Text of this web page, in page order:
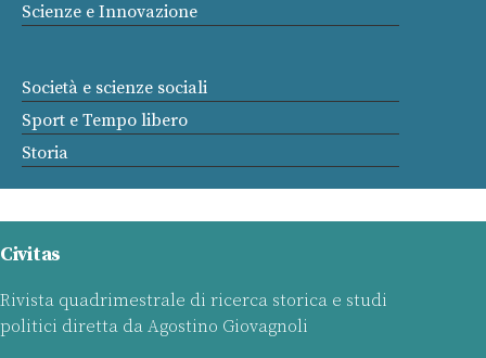
Scienze e Innovazione
Società e scienze sociali
Sport e Tempo libero
Storia
Civitas
Rivista quadrimestrale di ricerca storica e studi
politici diretta da Agostino Giovagnoli